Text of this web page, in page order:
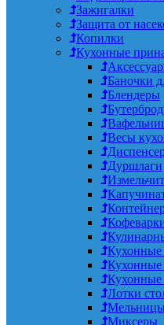
Зажигалки
Защита от
Копилки
Кухонные
Баночки
Блендеры
Весы
Дуршлаги
Кухонные
Кухонные
Лотки
Миксеры